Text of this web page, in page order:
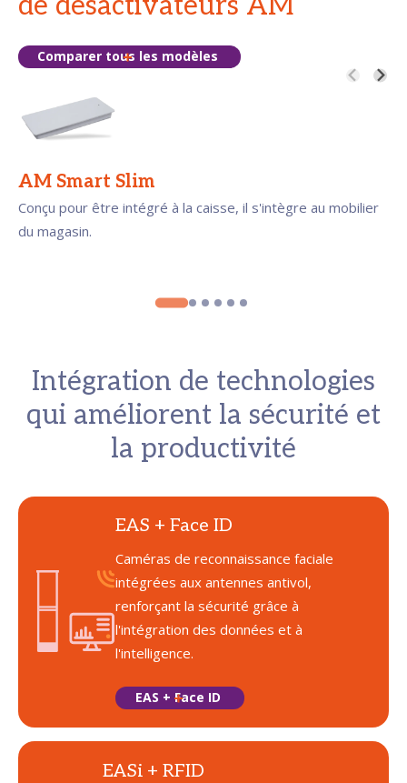
Comparer tous les modèles
AM Smart Slim
Conçu pour être intégré à la caisse, il s'intègre au mobilier
du magasin.
Intégration de technologies
qui améliorent la sécurité et
la productivité
EAS + Face ID
Caméras de reconnaissance faciale
intégrées aux antennes antivol,
renforçant la sécurité grâce à
l'intégration des données et à
l'intelligence.
EAS + Face ID
EASi + RFID